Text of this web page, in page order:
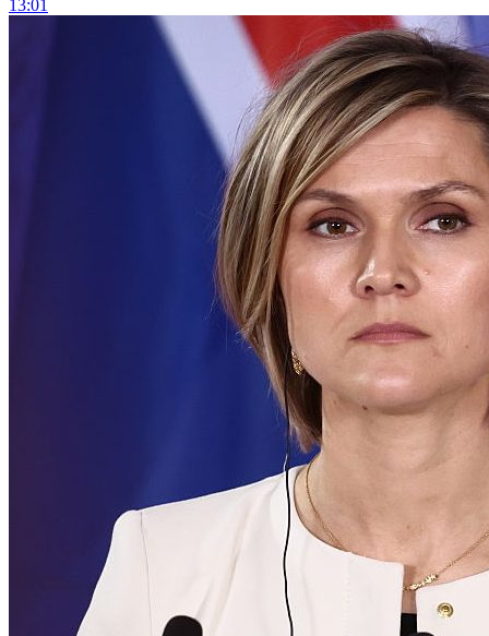
13:01